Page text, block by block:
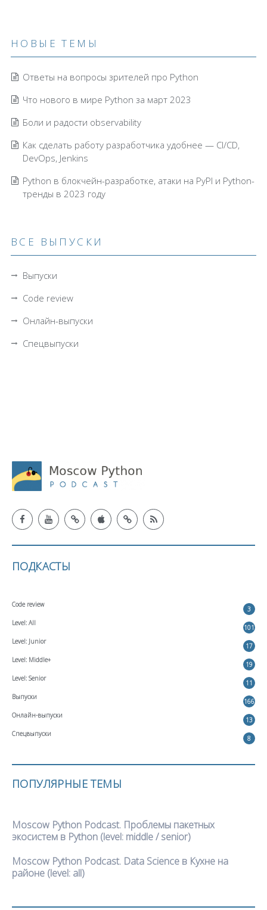
НОВЫЕ ТЕМЫ
Ответы на вопросы зрителей про Python
Что нового в мире Python за март 2023
Боли и радости observability
Как сделать работу разработчика удобнее — CI/CD,
DevOps, Jenkins
Python в блокчейн-разработке, атаки на PyPI и Python-
тренды в 2023 году
ВСЕ ВЫПУСКИ
Выпуски
Code review
Онлайн-выпуски
Спецвыпуски
ПОДКАСТЫ
Code review
3
Level: All
101
Level: Junior
17
Level: Middle+
19
Level: Senior
11
Выпуски
166
Онлайн-выпуски
13
Спецвыпуски
8
ПОПУЛЯРНЫЕ ТЕМЫ
Moscow Python Podcast. Проблемы пакетных
экосистем в Python (level: middle / senior)
Moscow Python Podcast. Data Science в Кухне на
районе (level: all)